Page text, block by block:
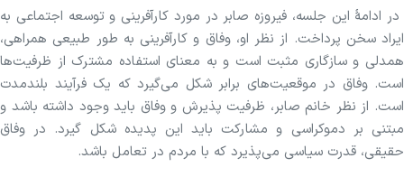
در ادامۀ این جلسه، فیروزه صابر در مورد کارآفرینی و توسعه اجتماعی به
ایراد سخن پرداخت. از نظر او، وفاق و کارآفرینی به طور طبیعی همراهی،
همدلی و سازگاری مثبت است و به معنای استفاده مشترک از ظرفیت‌ها
است. وفاق در موقعیت‌های برابر شکل می‌گیرد که یک فرآیند بلندمدت
است. از نظر خانم صابر، ظرفیت پذیرش و وفاق باید وجود داشته باشد و
مبتنی بر دموکراسی و مشارکت باید این پدیده شکل گیرد. در وفاق
حقیقی، قدرت سیاسی می‌پذیرد که با مردم در تعامل باشد.